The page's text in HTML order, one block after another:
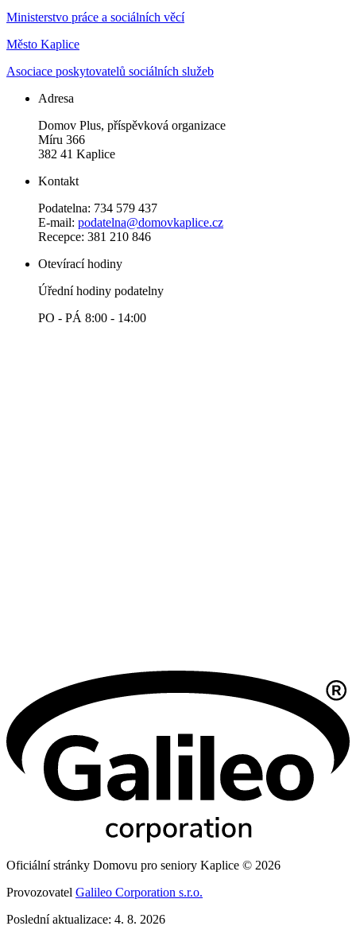
Ministerstvo práce a sociálních věcí
Město Kaplice
Asociace poskytovatelů sociálních služeb
Adresa
Domov Plus, příspěvková organizace
Míru 366
382 41 Kaplice
Kontakt
Podatelna: 734 579 437
E-mail: podatelna@domovkaplice.cz
Recepce: 381 210 846
Otevírací hodiny
Úřední hodiny podatelny
PO - PÁ 8:00 - 14:00
Oficiální stránky Domovu pro seniory Kaplice © 2026
Provozovatel Galileo Corporation s.r.o.
Poslední aktualizace: 4. 8. 2026